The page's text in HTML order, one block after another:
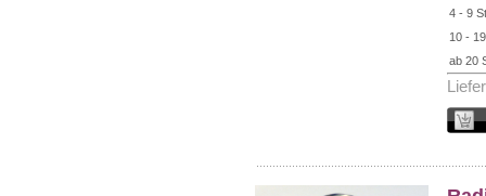
4 - 9
10 -
ab 20